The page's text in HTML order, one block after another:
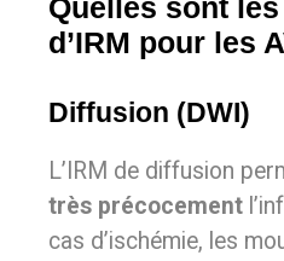
Quelles sont
d’IRM pour les
Diffusion (DWI)
L’IRM de diffusion
très précocement
cas d’ischémie, les